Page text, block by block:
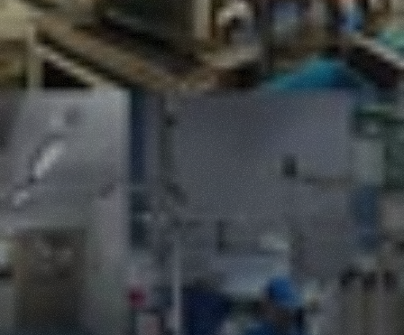
FasilitasProduksi